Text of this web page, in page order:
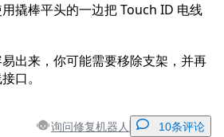
撬棒平头的一边把 Touch ID 电线
出来，你可能需要移除支架，并再
口。
询问修复机器人 10条评论